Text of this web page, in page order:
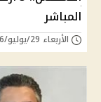
المباشر
الأربعاء 29/يوليو/2026 - 07:52 م